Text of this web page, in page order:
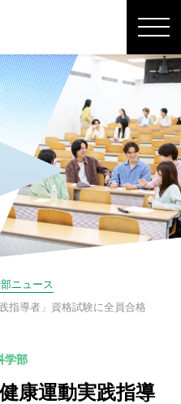
ニュース
指導者」資格試験に全員合格
学部
康運動実践指導